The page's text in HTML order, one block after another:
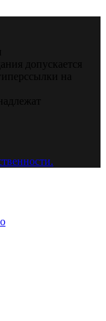
допускается
на